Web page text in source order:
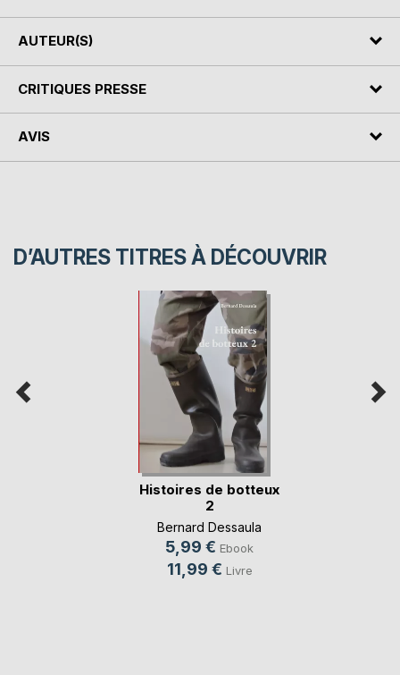
AUTEUR(S)
CRITIQUES PRESSE
AVIS
D’AUTRES TITRES À DÉCOUVRIR
Histoires de botteux
2
Bernard Dessaula
5,99 € Ebook
11,99 € Livre